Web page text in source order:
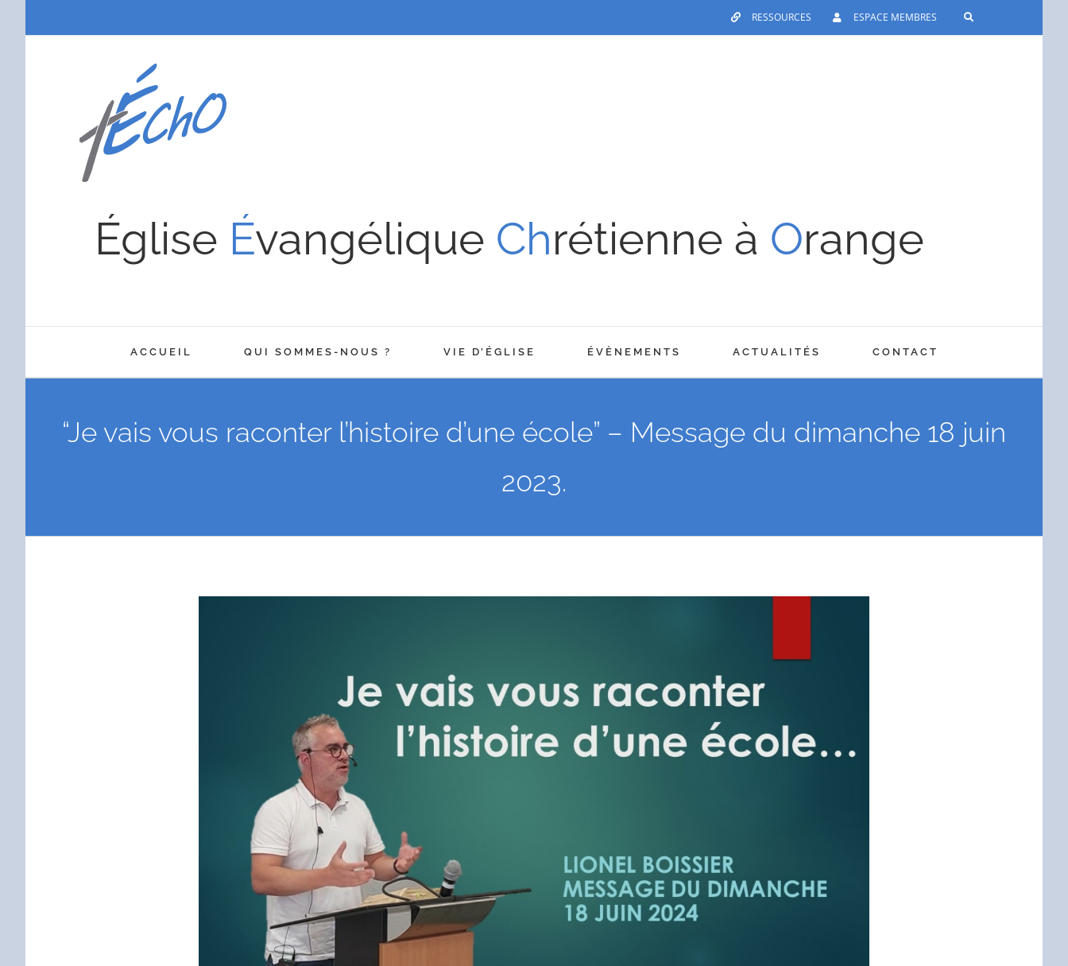
RESSOURCES ESPACE MEMBRES
Église Évangélique Chrétienne à Orange
ACCUEIL QUI SOMMES-NOUS ? VIE D’ÉGLISE ÉVÈNEMENTS ACTUALITÉS CONTACT
“Je vais vous raconter l’histoire d’une école” – Message du dimanche 18 juin
2023.